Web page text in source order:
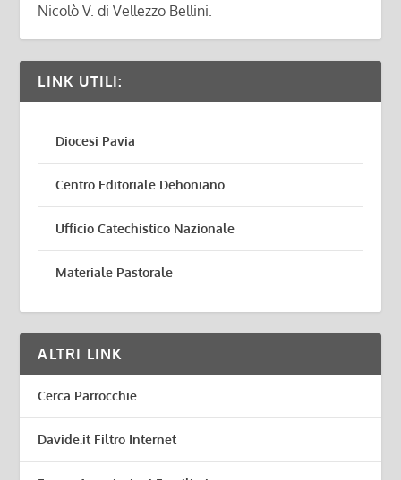
Nicolò V. di Vellezzo Bellini.
LINK UTILI:
Diocesi Pavia
Centro Editoriale Dehoniano
Ufficio Catechistico Nazionale
Materiale Pastorale
ALTRI LINK
Cerca Parrocchie
Davide.it Filtro Internet